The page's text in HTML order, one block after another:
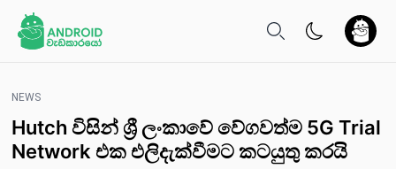
NEWS
Hutch විසින් ශ්‍රී ලංකාවේ වේගවත්ම 5G Trial
Network එක එලිදැක්වීමට කටයුතු කරයි